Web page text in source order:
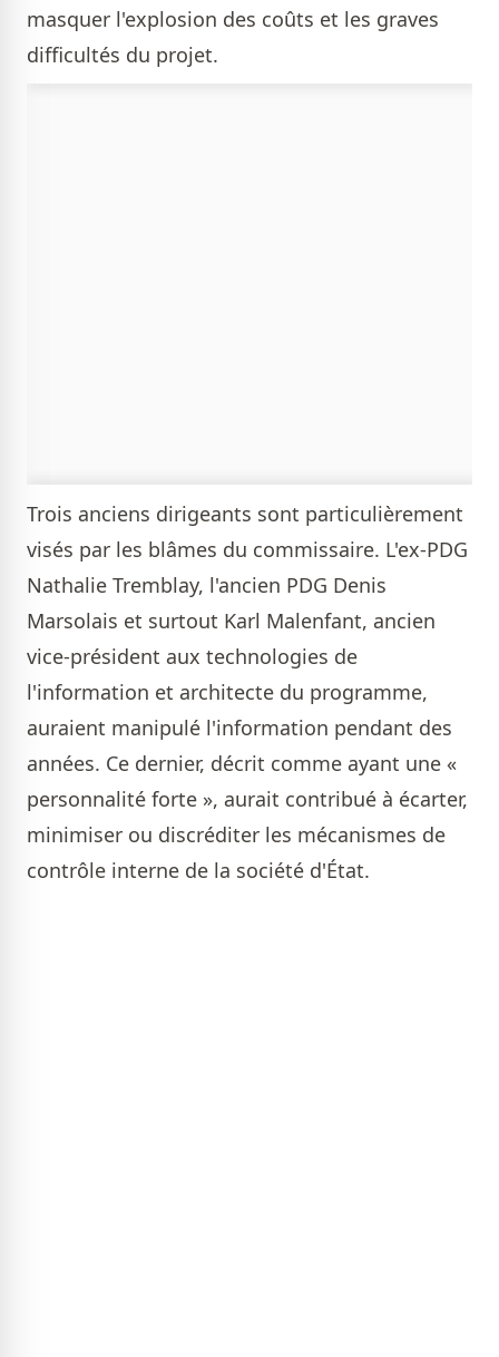
masquer l'explosion des coûts et les graves
difficultés du projet.
Trois anciens dirigeants sont particulièrement
visés par les blâmes du commissaire. L'ex-PDG
Nathalie Tremblay, l'ancien PDG Denis
Marsolais et surtout Karl Malenfant, ancien
vice-président aux technologies de
l'information et architecte du programme,
auraient manipulé l'information pendant des
années. Ce dernier, décrit comme ayant une «
personnalité forte », aurait contribué à écarter,
minimiser ou discréditer les mécanismes de
contrôle interne de la société d'État.